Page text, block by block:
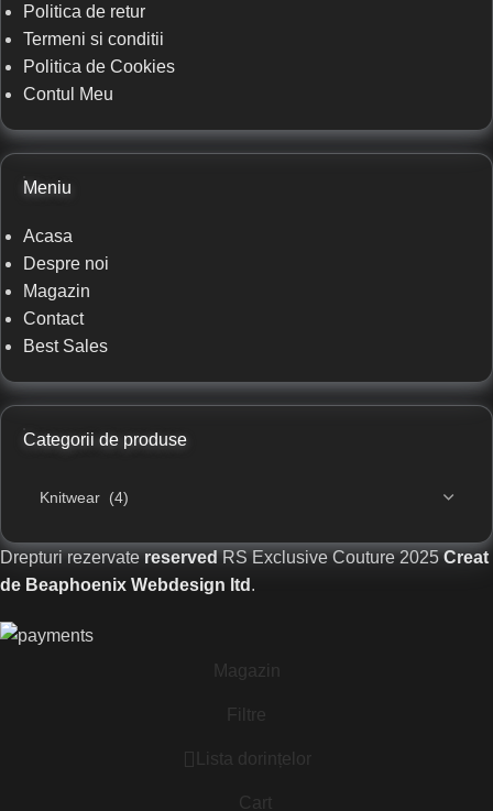
Politica de retur
Termeni si conditii
Politica de Cookies
Contul Meu
Meniu
Acasa
Despre noi
Magazin
Contact
Best Sales
Categorii de produse
Drepturi rezervatereservedRS Exclusive Couture2025Creat
de Beaphoenix Webdesign ltd .
Magazin
Filtre
Lista dorințelor
Cart